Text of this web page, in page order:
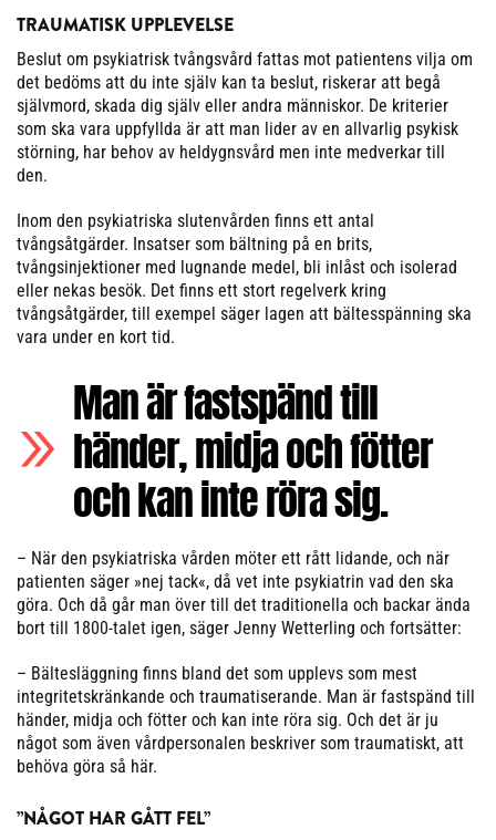
TRAUMATISK UPPLEVELSE
Beslut om psykiatrisk tvångsvård fattas mot patientens vilja om
det bedöms att du inte själv kan ta beslut, riskerar att begå
självmord, skada dig själv eller andra människor. De kriterier
som ska vara uppfyllda är att man lider av en allvarlig psykisk
störning, har behov av heldygnsvård men inte medverkar till
den.
Inom den psykiatriska slutenvården finns ett antal
tvångsåtgärder. Insatser som bältning på en brits,
tvångsinjektioner med lugnande medel, bli inlåst och isolerad
eller nekas besök. Det finns ett stort regelverk kring
tvångsåtgärder, till exempel säger lagen att bältesspänning ska
vara under en kort tid.
Man är fastspänd till
händer, midja och fötter
och kan inte röra sig.
– När den psykiatriska vården möter ett rått lidande, och när
patienten säger »nej tack«, då vet inte psykiatrin vad den ska
göra. Och då går man över till det traditionella och backar ända
bort till 1800-talet igen, säger Jenny Wetterling och fortsätter:
– Bältesläggning finns bland det som upplevs som mest
integritetskränkande och traumatiserande. Man är fastspänd till
händer, midja och fötter och kan inte röra sig. Och det är ju
något som även vårdpersonalen beskriver som traumatiskt, att
behöva göra så här.
”NÅGOT HAR GÅTT FEL”